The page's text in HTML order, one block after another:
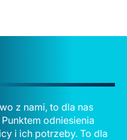
z nami, to dla nas
odniesienia
i ich potrzeby. To dla